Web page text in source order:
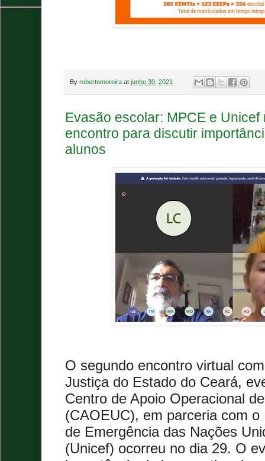
By robertomoreira at junho 30, 2021
Evasão escolar: MPCE e
encontro para discutir
alunos
O segundo encontro virtual
Justiça do Estado do Ceará,
Centro de Apoio Operacional
(CAOEUC), em parceria com
de Emergência das Nações
(Unicef) ocorreu no dia 29. O